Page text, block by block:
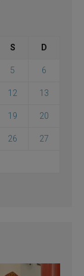
S D
5 6
12 13
19 20
26 27